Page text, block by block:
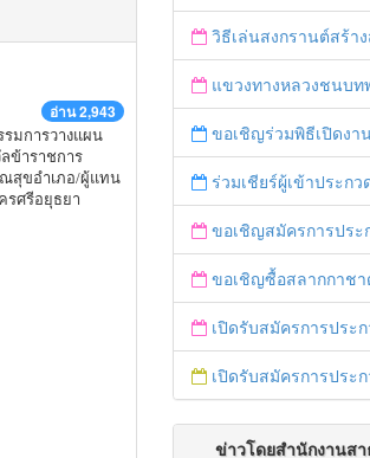
อ่าน 2,943
มการวางแผน
ข้าราชการ
ณสุขอำเภอ/ผู้แทน
ศรีอยุธยา
วิธีเล่นสงกรานต์สร้า
แขวงทางหลวงชนบทพระนครศรีอยุธยา "ร่วมรณร
ขอเชิญร่วมพิธีเปิดงาน
ร่วมเชียร์ผู้เข้าประกวด Miss
ขอเชิญสมัครการประกวดแข่งขัน
ขอเชิญซื้อสลากกาชาดการกุศล
เปิดรับสมัครการประกวด
เปิดรับสมัครการประกวด
ข่าวโดยสำนักงานส